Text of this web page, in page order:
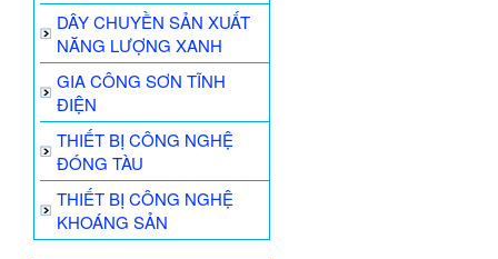
DÂY CHUYỀN SẢN XUẤT
NĂNG LƯỢNG XANH
GIA CÔNG SƠN TĨNH
ĐIỆN
THIẾT BỊ CÔNG NGHỆ
ĐÓNG TÀU
THIẾT BỊ CÔNG NGHỆ
KHOÁNG SẢN